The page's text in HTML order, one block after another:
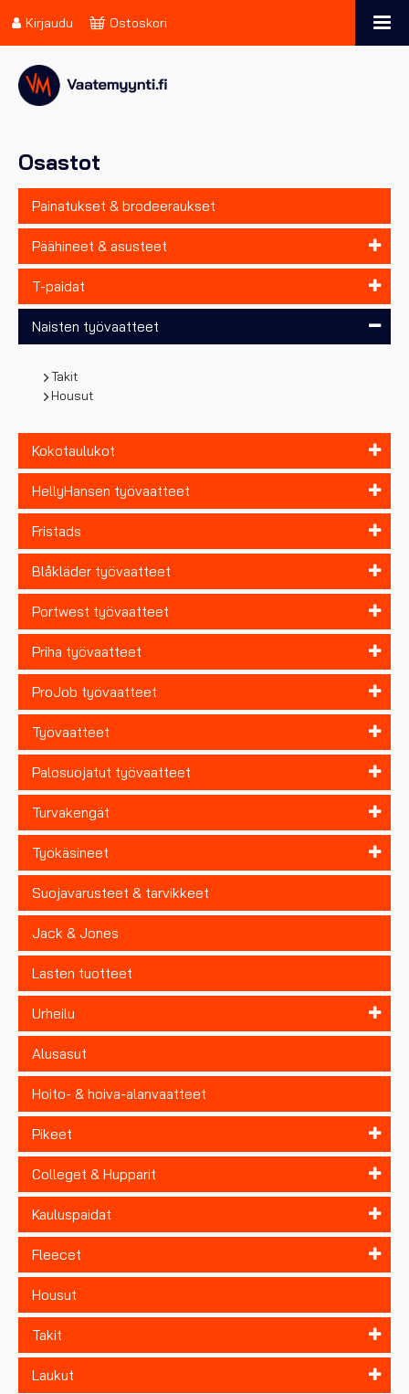
Osastot
Painatukset & brodeeraukset
Päähineet & asusteet
T-paidat
Naisten työvaatteet
Takit
Housut
Kokotaulukot
HellyHansen työvaatteet
Fristads
Blåkläder työvaatteet
Portwest työvaatteet
Priha työvaatteet
ProJob työvaatteet
Työvaatteet
Palosuojatut työvaatteet
Turvakengät
Työkäsineet
Suojavarusteet & tarvikkeet
Jack & Jones
Lasten tuotteet
Urheilu
Alusasut
Hoito- & hoiva-alanvaatteet
Pikeet
Colleget & Hupparit
Kauluspaidat
Fleecet
Housut
Takit
Laukut
Kirjaudu Ostoskori